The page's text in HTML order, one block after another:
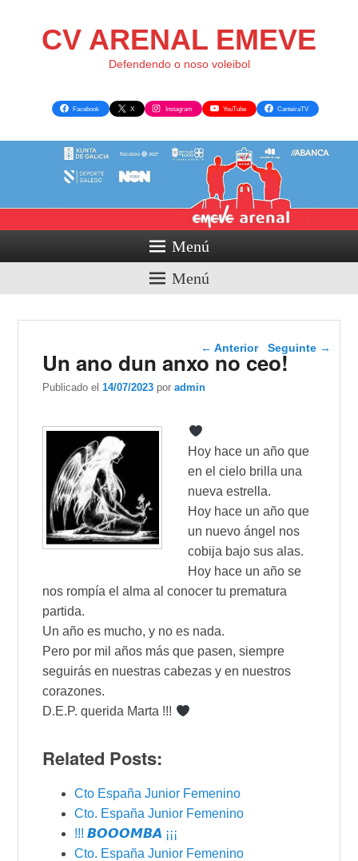
CV ARENAL EMEVE
Defendendo o noso voleibol
Facebook X Instagram YouTube CanteiraTV
Menú
Menú
Navegador de artigos
← Anterior Seguinte →
Un ano dun anxo no ceo!
Publicado el14/07/2023 poradmin
Hoy hace un año que
en el cielo brilla una
nueva estrella.
Hoy hace un año que
un nuevo ángel nos
cobija bajo sus alas.
Hoy hace un año se
nos rompía el alma al conocer tu prematura
partida.
Un año es mucho, y no es nada.
Pero por mil años más que pasen, siempre
seguirás en nuestras cabezas y en nuestros
corazones.
D.E.P. querida Marta !!!
Related Posts:
Cto España Junior Femenino
Cto. España Junior Femenino
!!! 𝘽𝙊𝙊𝙊𝙈𝘽𝘼 ¡¡¡
Cto. España Junior Femenino